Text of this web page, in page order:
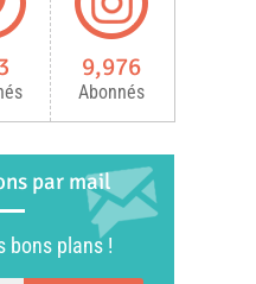
9,976
Abonnés
par mail
bons plans !